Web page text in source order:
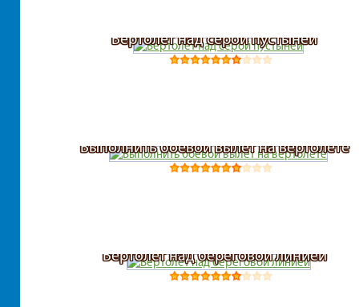
Вертолет над серой пустыней
Выполнить боевой вылет на вертолете
Вертолет над береговой линией